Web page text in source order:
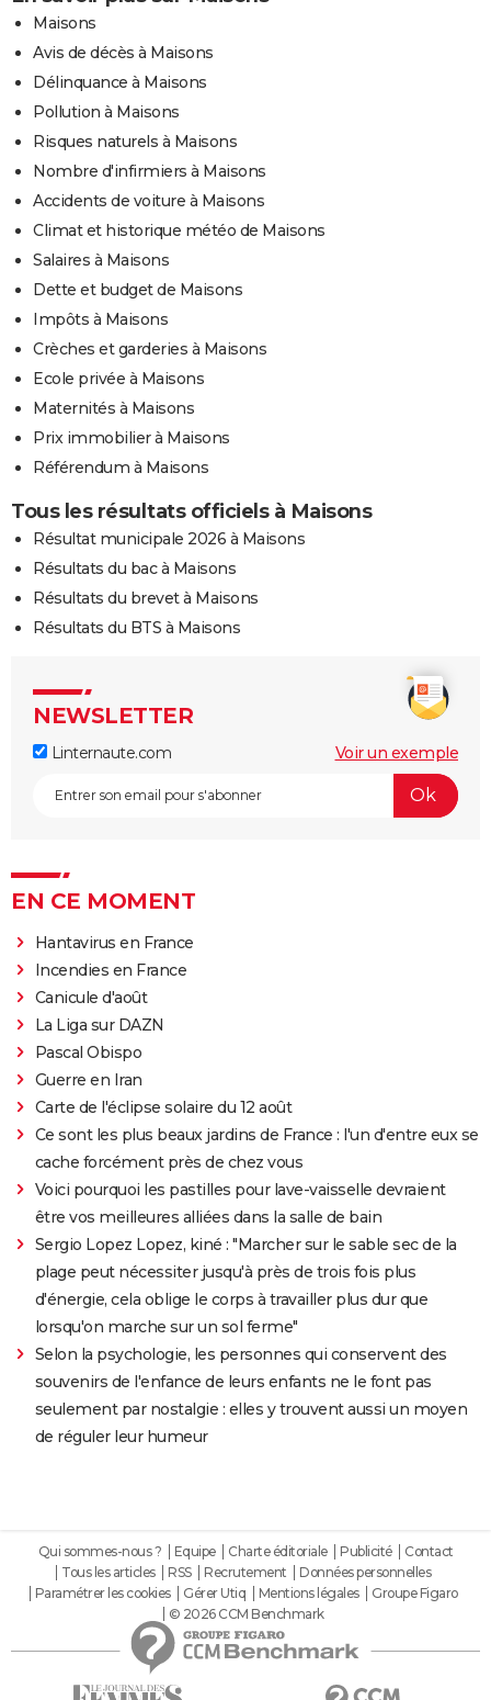
Maisons
Avis de décès à Maisons
Délinquance à Maisons
Pollution à Maisons
Risques naturels à Maisons
Nombre d'infirmiers à Maisons
Accidents de voiture à Maisons
Climat et historique météo de Maisons
Salaires à Maisons
Dette et budget de Maisons
Impôts à Maisons
Crèches et garderies à Maisons
Ecole privée à Maisons
Maternités à Maisons
Prix immobilier à Maisons
Référendum à Maisons
Tous les résultats officiels à Maisons
Résultat municipale 2026 à Maisons
Résultats du bac à Maisons
Résultats du brevet à Maisons
Résultats du BTS à Maisons
NEWSLETTER
Linternaute.com Voir un exemple
EN CE MOMENT
Hantavirus en France
Incendies en France
Canicule d'août
La Liga sur DAZN
Pascal Obispo
Guerre en Iran
Carte de l'éclipse solaire du 12 août
Ce sont les plus beaux jardins de France : l'un d'entre eux se
cache forcément près de chez vous
Voici pourquoi les pastilles pour lave-vaisselle devraient
être vos meilleures alliées dans la salle de bain
Sergio Lopez Lopez, kiné : "Marcher sur le sable sec de la
plage peut nécessiter jusqu'à près de trois fois plus
d'énergie, cela oblige le corps à travailler plus dur que
lorsqu'on marche sur un sol ferme"
Selon la psychologie, les personnes qui conservent des
souvenirs de l'enfance de leurs enfants ne le font pas
seulement par nostalgie : elles y trouvent aussi un moyen
de réguler leur humeur
Qui sommes-nous ? Equipe Charte éditoriale Publicité
Contact
Tous les articles
RSS Recrutement
Données personnelles
Paramétrer les cookies
Gérer Utiq Mentions légales
Groupe Figaro
© 2026 CCM Benchmark